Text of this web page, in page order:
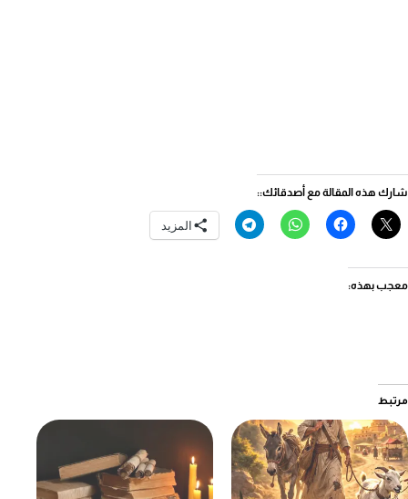
شارك هذه المقالة مع أصدقائك::
المزيد
معجب بهذه:
مرتبط